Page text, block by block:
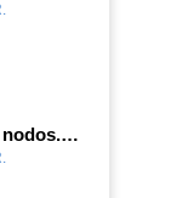
1.3. Acceso a los nodos. Parte 3.